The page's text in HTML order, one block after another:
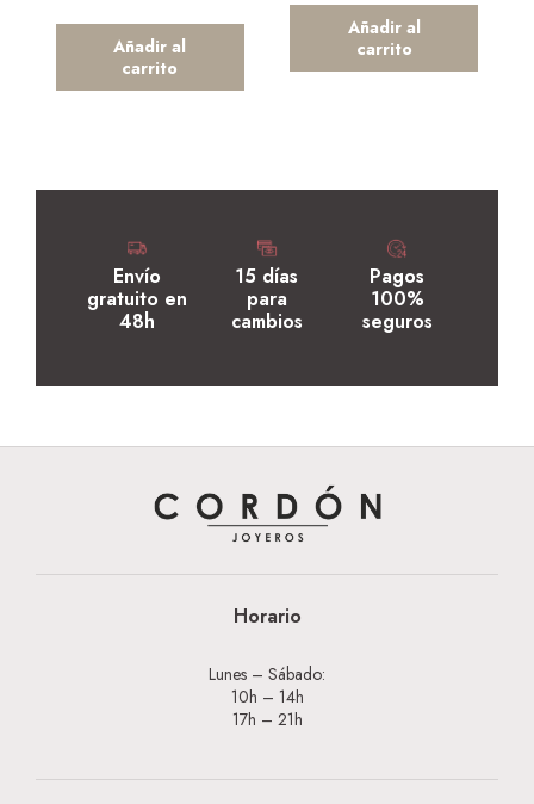
Añadir al
carrito
Añadir al
carrito
Envío
gratuito en
48h
15 días
para
cambios
Pagos
100%
seguros
Horario
Lunes – Sábado:
10h – 14h
17h – 21h